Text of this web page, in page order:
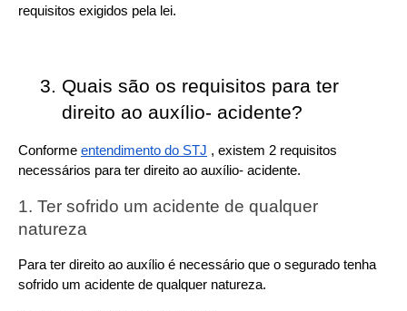
requisitos exigidos pela lei.
Quais são os requisitos para ter
direito ao auxílio- acidente?
Conforme entendimento do STJ , existem 2 requisitos
necessários para ter direito ao auxílio- acidente.
1. Ter sofrido um acidente de qualquer
natureza
Para ter direito ao auxílio é necessário que o segurado tenha
sofrido um acidente de qualquer natureza.